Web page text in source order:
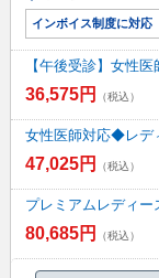
インボイス制度に対応
【午後受診】女性
36,575円 （税込）
女性医師対応◆レデ
47,025円 （税込）
プレミアムレディー
80,685円 （税込）